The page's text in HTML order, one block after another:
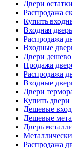
Двери
Распродажа
Купить
Входная
Распродажа
Входные
Двери дешево
Продажа
Распродажа
Входные
Двери
Купить двери
Дешевые
Дешевые
Дверь
Распродажа